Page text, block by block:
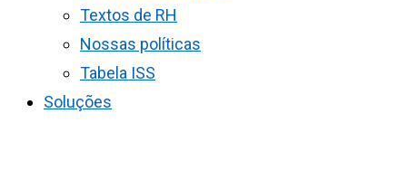
Textos de RH
Nossas políticas
Tabela ISS
Soluções